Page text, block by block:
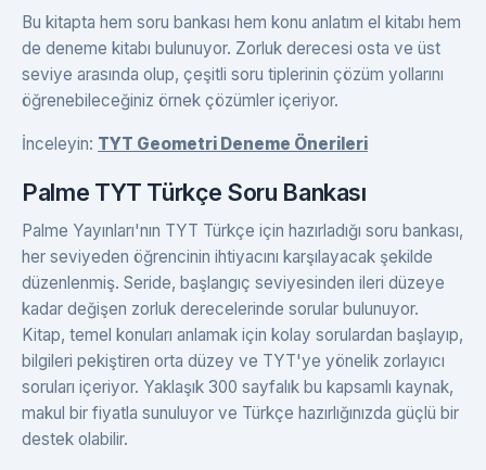
Bu kitapta hem soru bankası hem konu anlatım el kitabı hem
de deneme kitabı bulunuyor. Zorluk derecesi osta ve üst
seviye arasında olup, çeşitli soru tiplerinin çözüm yollarını
öğrenebileceğiniz örnek çözümler içeriyor.
İnceleyin: TYT Geometri Deneme Önerileri
Palme TYT Türkçe Soru Bankası
Palme Yayınları'nın TYT Türkçe için hazırladığı soru bankası,
her seviyeden öğrencinin ihtiyacını karşılayacak şekilde
düzenlenmiş. Seride, başlangıç seviyesinden ileri düzeye
kadar değişen zorluk derecelerinde sorular bulunuyor.
Kitap, temel konuları anlamak için kolay sorulardan başlayıp,
bilgileri pekiştiren orta düzey ve TYT'ye yönelik zorlayıcı
soruları içeriyor. Yaklaşık 300 sayfalık bu kapsamlı kaynak,
makul bir fiyatla sunuluyor ve Türkçe hazırlığınızda güçlü bir
destek olabilir.